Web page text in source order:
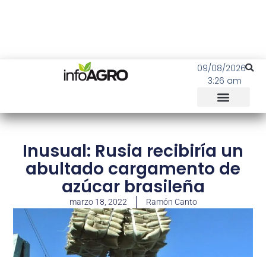
09/08/2026
3:26 am
Inusual: Rusia recibiría un
abultado cargamento de
azúcar brasileña
marzo 18, 2022 Ramón Canto